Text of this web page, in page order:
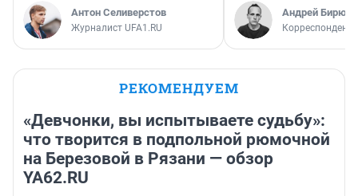
Антон Селиверстов
Журналист UFA1.RU
Андрей
Корреспондент
РЕКОМЕНДУЕМ
«Девчонки, вы испытываете судьбу»:
что творится в подпольной рюмочной
на Березовой в Рязани — обзор
YA62.RU